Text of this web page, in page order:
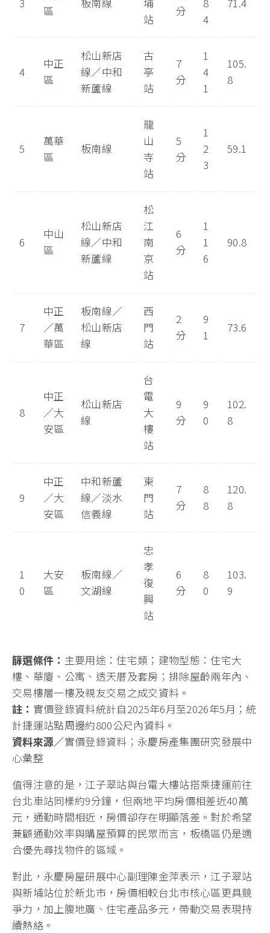
區
站
分
4
4
中正
區
松山新店
線／中和
新蘆線
古
亭
站
7
分
1
4
1
105.
8
5
萬華
區
板南線
龍
山
寺
站
5
分
1
2
3
59.1
6
中山
區
松山新店
線／中和
新蘆線
松
江
南
京
站
6
分
1
1
6
90.8
7
中正
／萬
華區
板南線／
松山新店
線
西
門
站
2
分
9
1
73.6
8
中正
／大
安區
松山新店
線
台
電
大
樓
站
9
分
9
0
102.
8
9
中正
／大
安區
中和新蘆
線／淡水
信義線
東
門
站
7
分
8
8
120.
8
1
0
大安
區
板南線／
文湖線
忠
孝
復
興
站
6
分
8
0
103.
9
篩選條件： 主要用途：住宅類；建物型態：住宅大
樓、華廈、公寓、透天厝及套房；排除屋齡兩年內、
交易樓層一樓及親友交易之成交資料。
註： 實價登錄資料統計自2025年6月至2026年5月；統
計捷運站點周邊約800公尺內資料。
資料來源／實價登錄資料；永慶房產集團研究發展中
心彙整
值得注意的是，江子翠站與台電大樓站搭乘捷運前往
台北車站同樣約9分鐘，但兩地平均房價相差近40萬
元，通勤時間相近，房價卻存在明顯落差。對於希望
兼顧通勤效率與購屋預算的民眾而言，板橋區仍是適
合優先尋找物件的區域。
對此，永慶房屋研展中心副理陳金萍表示，江子翠站
與新埔站位於新北市，房價相較台北市核心區更具競
爭力，加上腹地廣、住宅產品多元，帶動交易表現持
續熱絡。